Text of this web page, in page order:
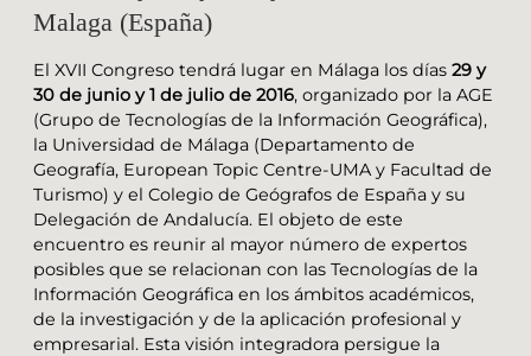
Malaga (España)
El XVII Congreso tendrá lugar en Málaga los días 29 y
30 de junio y 1 de julio de 2016, organizado por la AGE
(Grupo de Tecnologías de la Información Geográfica),
la Universidad de Málaga (Departamento de
Geografía, European Topic Centre-UMA y Facultad de
Turismo) y el Colegio de Geógrafos de España y su
Delegación de Andalucía. El objeto de este
encuentro es reunir al mayor número de expertos
posibles que se relacionan con las Tecnologías de la
Información Geográfica en los ámbitos académicos,
de la investigación y de la aplicación profesional y
empresarial. Esta visión integradora persigue la